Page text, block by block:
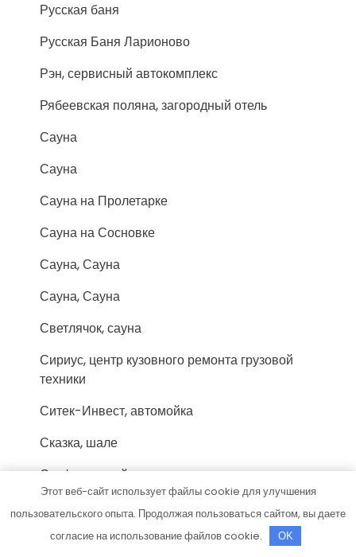
Русская баня
Русская Баня Ларионово
Рэн, сервисный автокомплекс
Рябеевская поляна, загородный отель
Сауна
Сауна
Сауна на Пролетарке
Сауна на Сосновке
Сауна, Сауна
Сауна, Сауна
Светлячок, сауна
Сириус, центр кузовного ремонта грузовой
техники
Ситек-Инвест, автомойка
Сказка, шале
Скиф, автомойка
Станция технического обслуживания
Старт
Этот веб-сайт использует файлы cookie для улучшения
пользовательского опыта. Продолжая пользоваться сайтом, вы даете
согласие на использование файлов cookie.
OK